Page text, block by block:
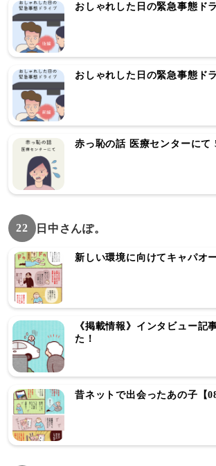
おしゃれした日の緊急事態ド
おしゃれした日の緊急事態ド
赤っ恥の話 医療センターにて
22 日中さんぽ。
新しい環境に向けてキャパオ
《掲載情報》インタビュー記
た！
昔ネットで出会ったあの子【08